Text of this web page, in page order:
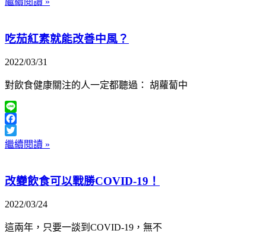
吃茄紅素就能改善中風？
2022/03/31
對飲食健康關注的人一定都聽過： 胡蘿蔔中
Line
Facebook
Twitter
繼續閱讀 »
改變飲食可以戰勝COVID-19！
2022/03/24
這兩年，只要一談到COVID-19，無不